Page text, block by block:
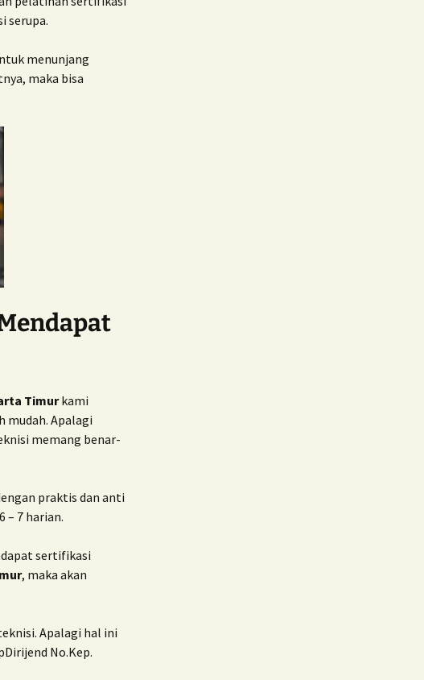
serupa.
menunjang
maka bisa
Timurkami
mudah. Apalagi
memang benar-
praktis dan anti
– 7 harian.
sertifikasi
, maka akan
Apalagi hal ini
No.Kep.